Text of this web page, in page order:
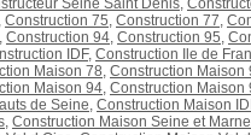
Seine Saint Denis,
, Construction 75, Construction 77,
, Construction 94, Construction 95,
IDF, Construction Ile de
Maison 78, Construction Maison
Maison 94, Construction Maison
de Seine, Construction Maison
, Construction Maison Seine et Marne